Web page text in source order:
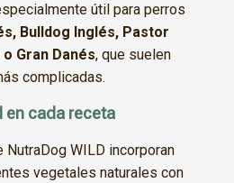
útil para perros
Bulldog Inglés, Pastor
Gran Danés, que suelen
complicadas.
en cada receta
WILD incorporan
vegetales naturales con